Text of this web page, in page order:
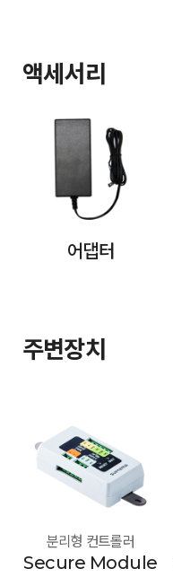
액세서리
어댑터
주변장치
분리형 컨트롤러
Secure Module